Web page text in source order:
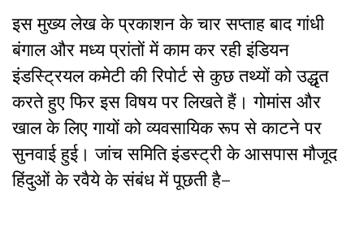
इस मुख्य लेख के प्रकाशन के चार सप्ताह बाद गांधी
बंगाल और मध्य प्रांतों में काम कर रही इंडियन
इंडस्ट्रियल कमेटी की रिपोर्ट से कुछ तथ्यों को उद्धृत
करते हुए फिर इस विषय पर लिखते हैं। गोमांस और
खाल के लिए गायों को व्यवसायिक रूप से काटने पर
सुनवाई हुई। जांच समिति इंडस्ट्री के आसपास मौजूद
हिंदुओं के रवैये के संबंध में पूछती है–